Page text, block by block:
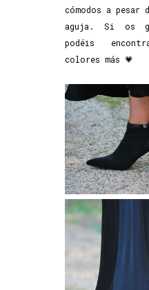
cómodos a
aguja. Si os
podéis
colores más 💗